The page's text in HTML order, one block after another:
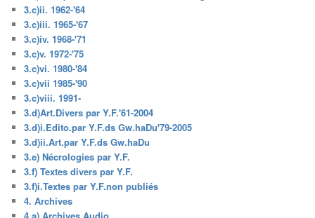
3.c)ii. 1962-'64
3.c)iii. 1965-'67
3.c)iv. 1968-'71
3.c)v. 1972-'75
3.c)vi. 1980-'84
3.c)vii 1985-'90
3.c)viii. 1991-
3.d)Art.Divers par Y.F.'61-2004
3.d)i.Edito.par Y.F.ds Gw.haDu'79-2005
3.d)ii.Art.par Y.F.ds Gw.haDu
3.e) Nécrologies par Y.F.
3.f) Textes divers par Y.F.
3.f)i.Textes par Y.F.non publiés
4. Archives